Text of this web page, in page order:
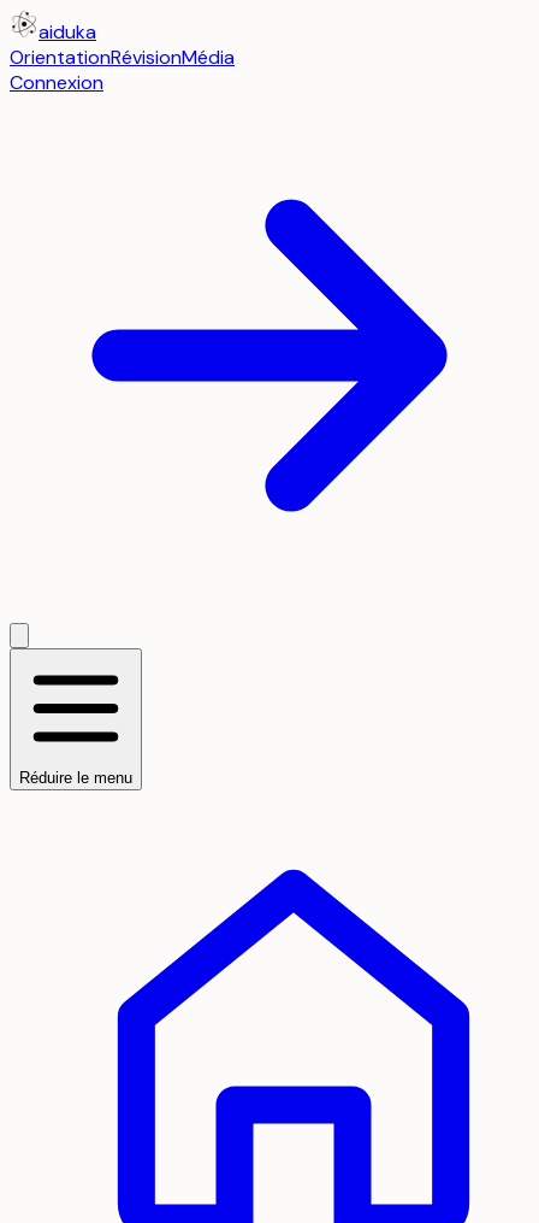
aiduka
OrientationRévisionMédia
Connexion
Réduire le menu